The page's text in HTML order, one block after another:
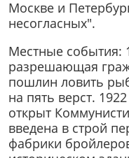
Москве и
несогласных".
Местные события:
разрешающая
пошлин ловить
на пять верст.
открыт
введена в строй
фабрики